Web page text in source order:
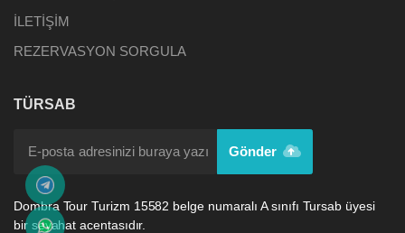
İLETİŞİM
REZERVASYON SORGULA
TÜRSAB
Gönder
Dombra Tour Turizm 15582 belge numaralı A sınıfı Tursab üyesi
bir seyahat acentasıdır.